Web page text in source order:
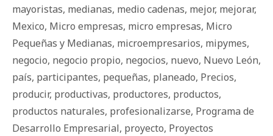
mayoristas, medianas, medio cadenas, mejor, mejorar,
Mexico, Micro empresas, micro empresas, Micro
Pequeñas y Medianas, microempresarios, mipymes,
negocio, negocio propio, negocios, nuevo, Nuevo León,
país, participantes, pequeñas, planeado, Precios,
producir, productivas, productores, productos,
productos naturales, profesionalizarse, Programa de
Desarrollo Empresarial, proyecto, Proyectos